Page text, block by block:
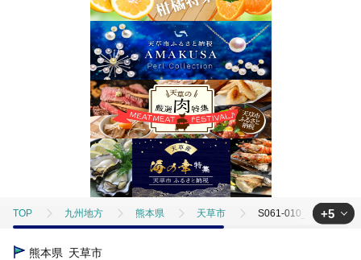
TOP 九州地方 熊本県 天草市 S061-010_令和8年産
TOP
+5
熊本県 天草市